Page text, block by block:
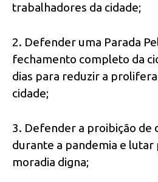
trabalhadores da cidade;
2. Defender uma Parada
fechamento completo da
dias para reduzir a
cidade;
3. Defender a proibição de
durante a pandemia e lutar
moradia digna;